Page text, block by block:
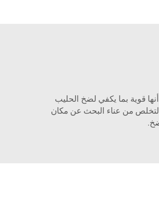
قوية بما يكفي لضخ الحليب
من عناء البحث عن مكان